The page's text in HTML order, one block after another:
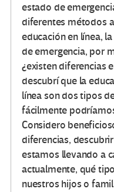
estado de
diferentes métodos
educación en línea,
de emergencia, por
¿existen diferencias
descubrí que la
línea son dos tipos
fácilmente
Considero
diferencias,
estamos llevando a
actualmente, qué
nuestros hijos o